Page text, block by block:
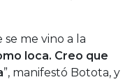
me vino a la
loca. Creo que
”, manifestó Botota, y